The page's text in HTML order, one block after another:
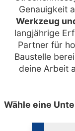
Genauigkeit
Werkzeug
langjährige
Partner für
Baustelle
deine Arbeit
Wähle eine